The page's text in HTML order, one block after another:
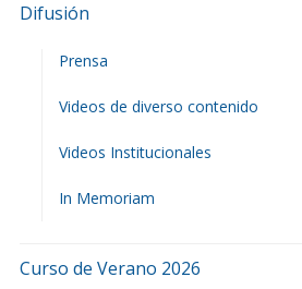
Difusión
Prensa
Videos de diverso contenido
Videos Institucionales
In Memoriam
Curso de Verano 2026